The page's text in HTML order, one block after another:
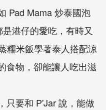
Pad Mama 炒泰國泡
港仔的愛吃，有時又
糯米飯學著泰人搭配涼
食物，卻能讓人吃出滋
只要和 P'Jar 說，能做